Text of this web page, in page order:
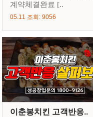
계약체결완료 [..
05.11 조회: 9056
이춘봉치킨 고객반응..